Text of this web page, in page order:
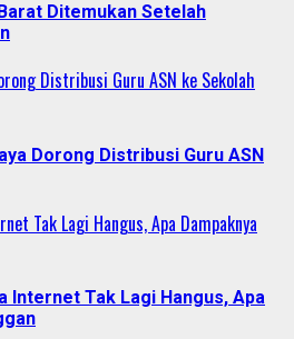
Ditemukan Setelah
Distribusi Guru ASN ke Sekolah
Dorong Distribusi Guru ASN
Tak Lagi Hangus, Apa Dampaknya
Internet Tak Lagi Hangus, Apa